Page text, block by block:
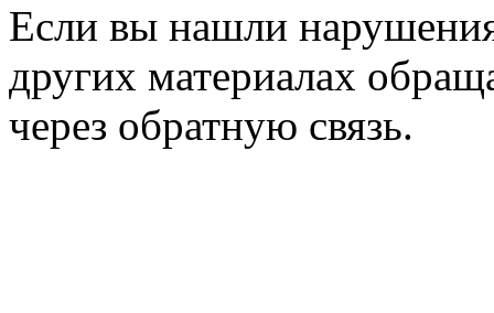
Если вы нашли
других материалах
через обратную связь.